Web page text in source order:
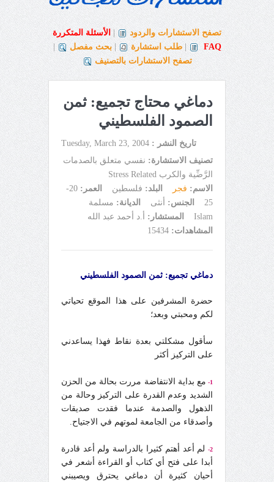
تصفح الاستشارات والردود
الأسئلة المتكررة
FAQ
طلب استشارة بحث مفصل
تصفح الاستشارات بالتصنيف
دماغي محتاج تجميع: ثمن
الصمود الفلسطيني
تاريخ النشر : Tuesday, March 23, 2004
تصنيف الاستشارة: نفسي متعلق بالصدمات
الرَّضِّية والكرب Stress Related
الاسم: فجر البلد: فلسطين العمر:
20-
25
الجنس: أنثى الديانة: مسلمة
Islam
المستشار:
أ.د أحمد عبد الله
المشاهدات: 15434
دماغي تجميع: ثمن الصمود الفلسطيني
حضرة المشرفين على هذا الموقع تحياتي
لكم ومحبتي وبعد؛
سأقول مشكلتي بعدة نقاط فهذا يساعدني
على التركيز أكثر
1-
مع بداية الانتفاضة مررت بحالة من الحزن
الشديد وعدم القدرة على التركيز وحالة من
الذهول والصدمة عندما فقدت صديقات
وأصدقاء من الجامعة لموتهم في الاجتياح.
2-
لم أعد أهتم كثيرا بالدراسة ولم أعد قادرة
أبدا على فتح أي كتاب أو القراءة أشعر في
أحيان كثيرة أن دماغي يحترق ويصيبني